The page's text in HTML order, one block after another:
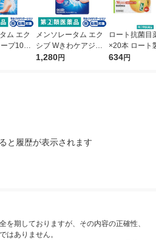
ム エク
プ10ク
製薬★
メンソレータム エク
シブ Wきわケアジェ
ル 15g ロート製薬 ★
1,280円
ロート抗菌目
×20本 ロート
薬 ものもらい
634円
と履歴が表示されます
を期しておりますが、その内容の正確性、
はありません。